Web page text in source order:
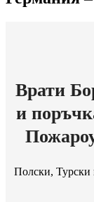
Врати
и
Полски,